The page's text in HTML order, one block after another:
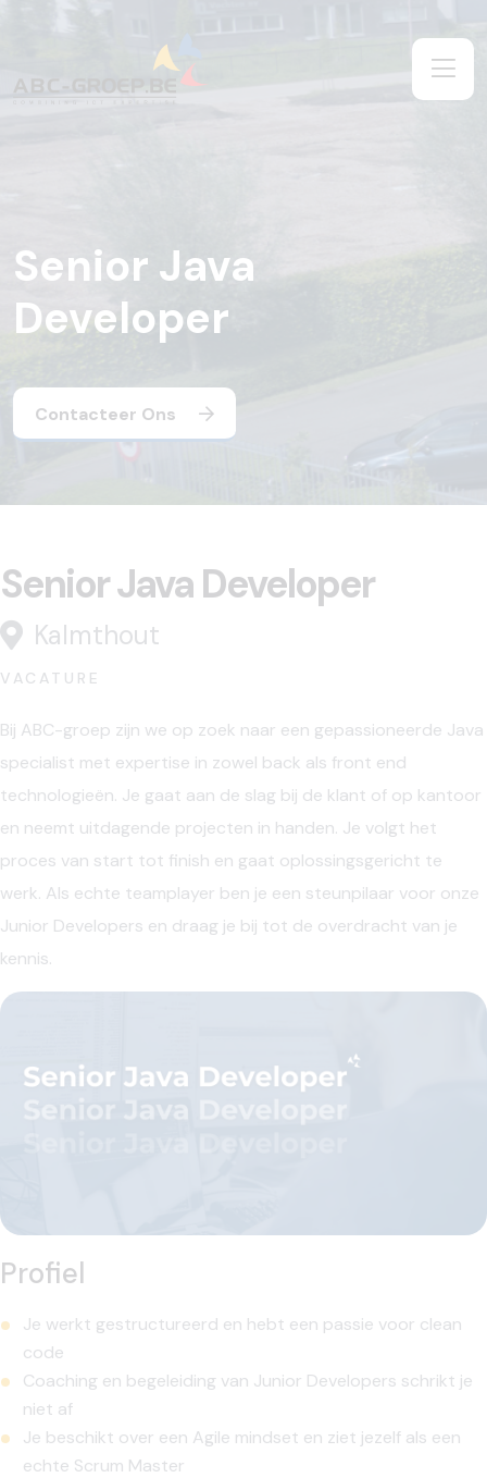
Senior Java
Developer
Contacteer Ons
Senior Java Developer
Kalmthout
VACATURE
Bij ABC-groep zijn we op zoek naar een gepassioneerde Java
specialist met expertise in zowel back als front end
technologieën. Je gaat aan de slag bij de klant of op kantoor
en neemt uitdagende projecten in handen. Je volgt het
proces van start tot finish en gaat oplossingsgericht te
werk. Als echte teamplayer ben je een steunpilaar voor onze
Junior Developers en draag je bij tot de overdracht van je
kennis.
Profiel
Je werkt gestructureerd en hebt een passie voor clean
code
Coaching en begeleiding van Junior Developers schrikt je
niet af
Je beschikt over een Agile mindset en ziet jezelf als een
echte Scrum Master